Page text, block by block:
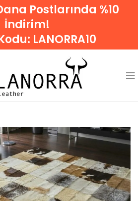
Postlarında %10
İndirim!
LANORRA10